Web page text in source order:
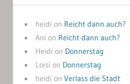
heidi on Reicht dann auch?
Ani on Reicht dann auch?
Heidi on Donnerstag
Loisi on Donnerstag
heidi on Verlass die Stadt